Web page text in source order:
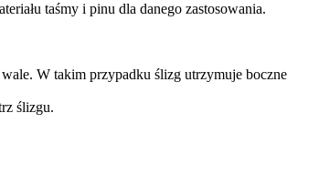
taśmy i pinu dla danego zastosowania.
W takim przypadku ślizg utrzymuje boczne
ślizgu.